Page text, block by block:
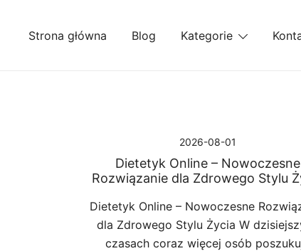
Strona główna Blog Kategorie
2026-08-01
Dietetyk Online – Nowoczesne
Rozwiązanie dla Zdrowego Stylu
Dietetyk Online – Nowoczesne
dla Zdrowego Stylu Życia W
czasach coraz więcej osób